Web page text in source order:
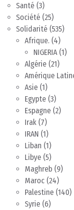
Santé (3)
Société (25)
Solidarité (535)
Afrique. (4)
NIGERIA(1)
Algérie (21)
Amérique
Asie (1)
Egypte (3)
Espagne (2)
Irak (7)
IRAN (1)
Liban (1)
Libye (5)
Maghreb (9)
Maroc (24)
Palestine (140)
Syrie (6)